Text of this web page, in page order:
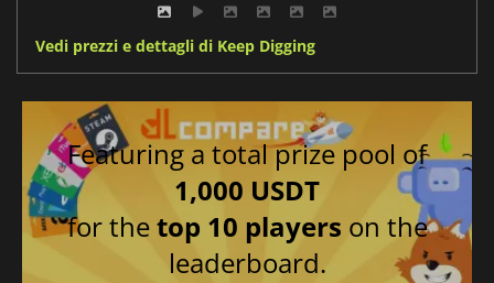
Vedi prezzi e dettagli di Keep Digging
Featuring a total prize pool of
1,000 USDT
for thetop 10 players on the
leaderboard.